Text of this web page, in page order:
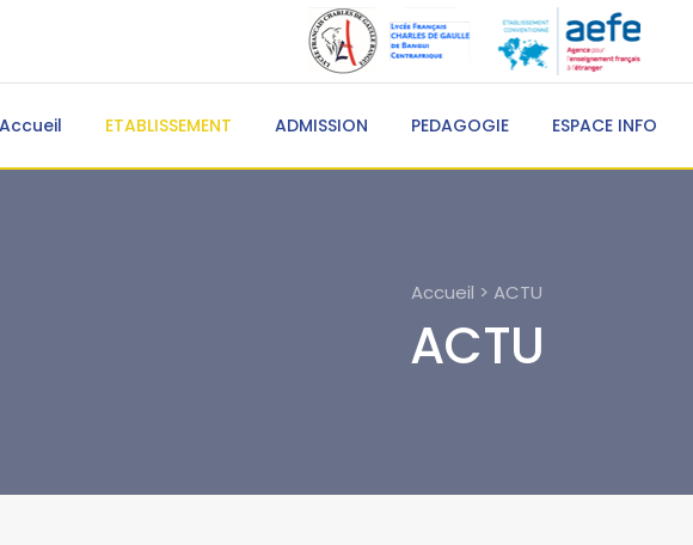
Accueil ETABLISSEMENT ADMISSION PEDAGOGIE ESPACE INFO
Accueil > ACTU
ACTU